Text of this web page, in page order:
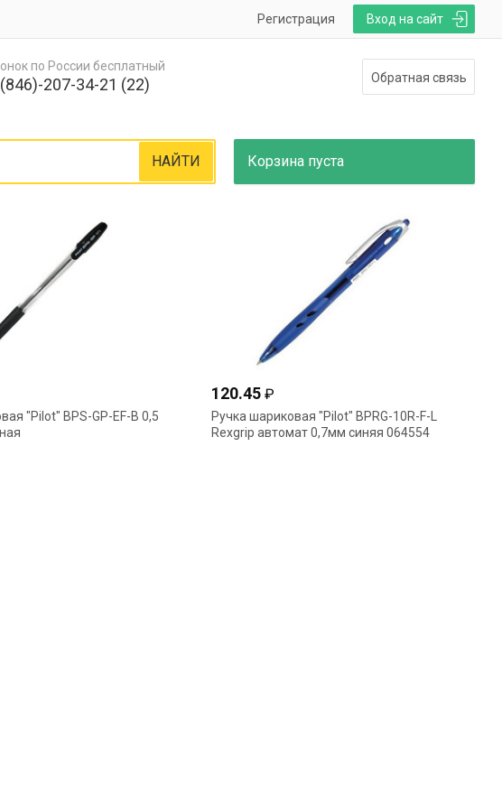
Вход на сайт
Регистрация
по России бесплатный
207-34-21 (22) Обратная связь
Корзина пуста
НАЙТИ
"Pilot" BPS-GP-EF-B 0,5
120.45 ₽
Ручка шариковая "Pilot" BPRG-10R-F-L
Rexgrip автомат 0,7мм синяя 064554